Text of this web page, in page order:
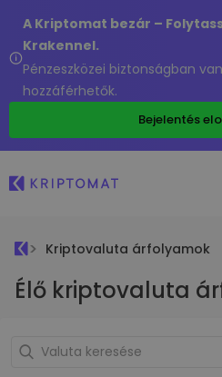
A Kriptomat bezár –
Krakennel.
Pénzeszközei biztonságban
hozzáférhetők.
Bejelentés
Kriptovaluta árfolyamok
Élő kriptovaluta